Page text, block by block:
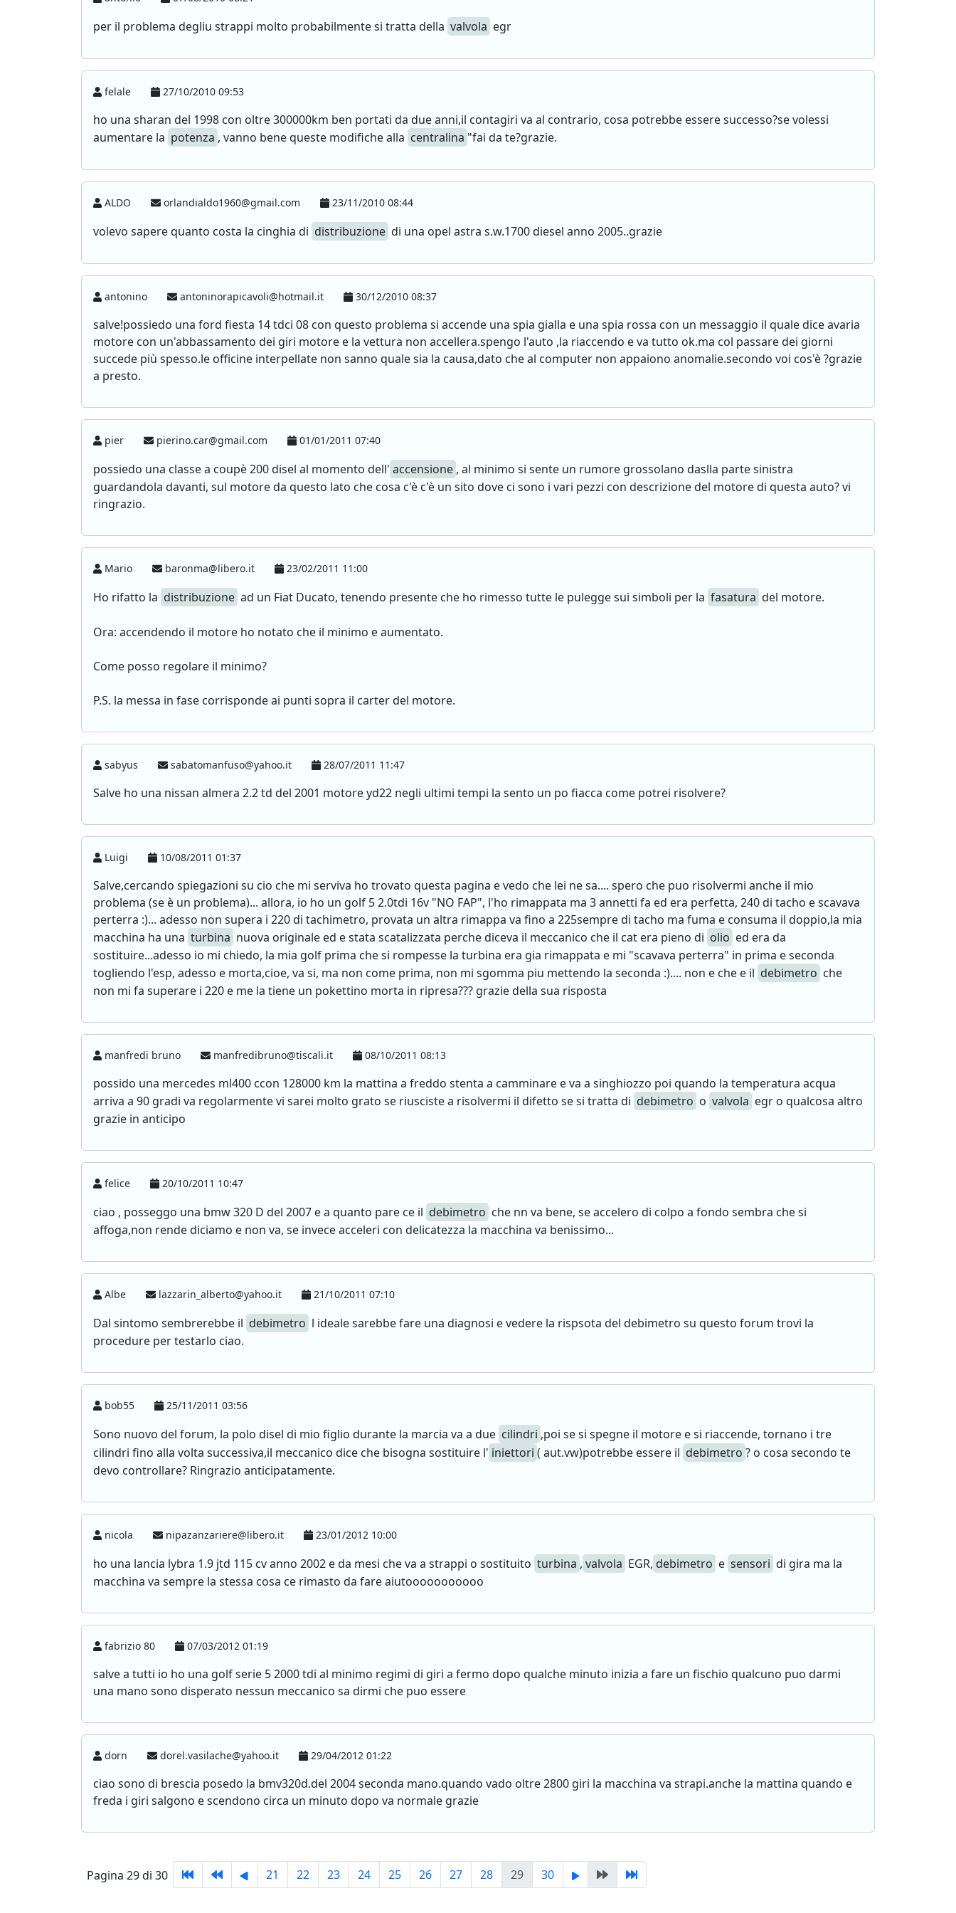
per il problema degliu strappi molto probabilmente si tratta della valvola egr
felale 27/10/2010 09:53
ho una sharan del 1998 con oltre 300000km ben portati da due anni,il contagiri va al contrario, cosa potrebbe essere successo?se volessi
aumentare la potenza , vanno bene queste modifiche alla centralina "fai da te?grazie.
ALDO orlandialdo1960@gmail.com 23/11/2010 08:44
volevo sapere quanto costa la cinghia di distribuzione di una opel astra s.w.1700 diesel anno 2005..grazie
antonino antoninorapicavoli@hotmail.it 30/12/2010 08:37
salve!possiedo una ford fiesta 14 tdci 08 con questo problema si accende una spia gialla e una spia rossa con un messaggio il quale dice avaria
motore con un'abbassamento dei giri motore e la vettura non accellera.spengo l'auto ,la riaccendo e va tutto ok.ma col passare dei giorni
succede più spesso.le officine interpellate non sanno quale sia la causa,dato che al computer non appaiono anomalie.secondo voi cos'è ?grazie
a presto.
pier pierino.car@gmail.com 01/01/2011 07:40
possiedo una classe a coupè 200 disel al momento dell' accensione , al minimo si sente un rumore grossolano daslla parte sinistra
guardandola davanti, sul motore da questo lato che cosa c'è c'è un sito dove ci sono i vari pezzi con descrizione del motore di questa auto? vi
ringrazio.
Mario baronma@libero.it 23/02/2011 11:00
Ho rifatto la distribuzione ad un Fiat Ducato, tenendo presente che ho rimesso tutte le pulegge sui simboli per la fasatura del motore.
Ora: accendendo il motore ho notato che il minimo e aumentato.
Come posso regolare il minimo?
P.S. la messa in fase corrisponde ai punti sopra il carter del motore.
sabyus sabatomanfuso@yahoo.it 28/07/2011 11:47
Salve ho una nissan almera 2.2 td del 2001 motore yd22 negli ultimi tempi la sento un po fiacca come potrei risolvere?
Luigi 10/08/2011 01:37
Salve,cercando spiegazioni su cio che mi serviva ho trovato questa pagina e vedo che lei ne sa.... spero che puo risolvermi anche il mio
problema (se è un problema)... allora, io ho un golf 5 2.0tdi 16v "NO FAP", l'ho rimappata ma 3 annetti fa ed era perfetta, 240 di tacho e scavava
perterra :)... adesso non supera i 220 di tachimetro, provata un altra rimappa va fino a 225sempre di tacho ma fuma e consuma il doppio,la mia
macchina ha una turbina nuova originale ed e stata scatalizzata perche diceva il meccanico che il cat era pieno di olio ed era da
sostituire...adesso io mi chiedo, la mia golf prima che si rompesse la turbina era gia rimappata e mi "scavava perterra" in prima e seconda
togliendo l'esp, adesso e morta,cioe, va si, ma non come prima, non mi sgomma piu mettendo la seconda :).... non e che e il debimetro che
non mi fa superare i 220 e me la tiene un pokettino morta in ripresa??? grazie della sua risposta
manfredi bruno manfredibruno@tiscali.it 08/10/2011 08:13
possido una mercedes ml400 ccon 128000 km la mattina a freddo stenta a camminare e va a singhiozzo poi quando la temperatura acqua
arriva a 90 gradi va regolarmente vi sarei molto grato se riusciste a risolvermi il difetto se si tratta di debimetro o valvola egr o qualcosa altro
grazie in anticipo
felice 20/10/2011 10:47
ciao , posseggo una bmw 320 D del 2007 e a quanto pare ce il debimetro che nn va bene, se accelero di colpo a fondo sembra che si
affoga,non rende diciamo e non va, se invece acceleri con delicatezza la macchina va benissimo...
Albe lazzarin_alberto@yahoo.it 21/10/2011 07:10
Dal sintomo sembrerebbe il debimetro l ideale sarebbe fare una diagnosi e vedere la rispsota del debimetro su questo forum trovi la
procedure per testarlo ciao.
bob55 25/11/2011 03:56
Sono nuovo del forum, la polo disel di mio figlio durante la marcia va a due cilindri ,poi se si spegne il motore e si riaccende, tornano i tre
cilindri fino alla volta successiva,il meccanico dice che bisogna sostituire l' iniettori ( aut.vw)potrebbe essere il debimetro ? o cosa secondo te
devo controllare? Ringrazio anticipatamente.
nicola nipazanzariere@libero.it 23/01/2012 10:00
ho una lancia lybra 1.9 jtd 115 cv anno 2002 e da mesi che va a strappi o sostituito turbina , valvola EGR, debimetro e sensori di gira ma la
macchina va sempre la stessa cosa ce rimasto da fare aiutooooooooooo
fabrizio 80 07/03/2012 01:19
salve a tutti io ho una golf serie 5 2000 tdi al minimo regimi di giri a fermo dopo qualche minuto inizia a fare un fischio qualcuno puo darmi
una mano sono disperato nessun meccanico sa dirmi che puo essere
dorn dorel.vasilache@yahoo.it 29/04/2012 01:22
ciao sono di brescia posedo la bmv320d.del 2004 seconda mano.quando vado oltre 2800 giri la macchina va strapi.anche la mattina quando e
freda i giri salgono e scendono circa un minuto dopo va normale grazie
Pagina 29 di 30 21 22 23 24 25 26 27 28 29 30